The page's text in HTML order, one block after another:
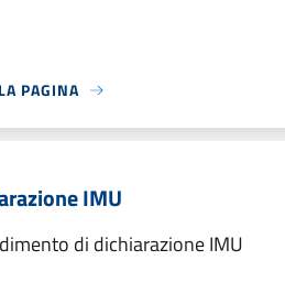
PAGINA
IMU
di dichiarazione IMU